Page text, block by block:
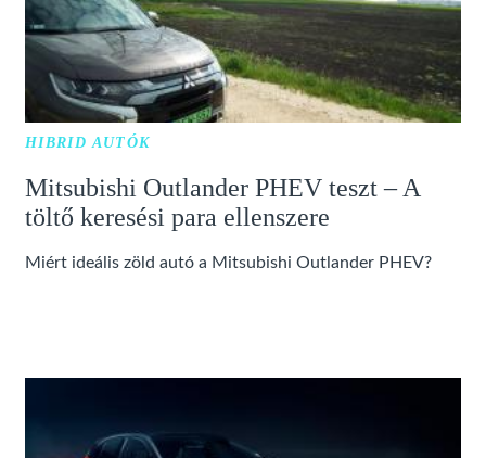
HIBRID AUTÓK
Mitsubishi Outlander PHEV teszt – A
töltő keresési para ellenszere
Miért ideális zöld autó a Mitsubishi Outlander PHEV?